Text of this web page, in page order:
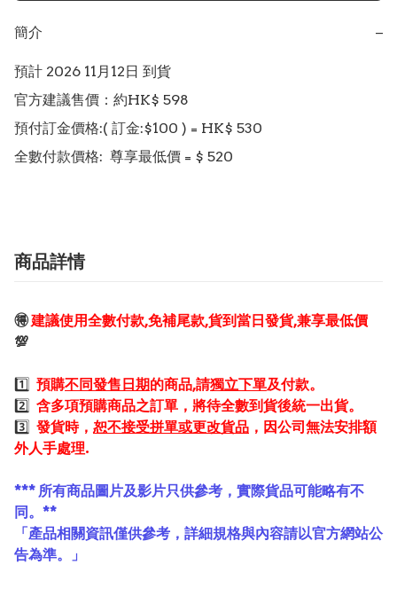
簡介 −
預計 2026 11月12日 到貨
官方建議售價：約HK$ 598
預付訂金價格:( 訂金:$100 ) = HK$ 530
商品詳情
🉐建議使用全數付款,免補尾款,貨到當日發貨,兼享最低價
💯
1️⃣ 預購不同發售日期的商品,請獨立下單及付款。
2️⃣ 含多項預購商品之訂單，將待全數到貨後統一出貨。
3️⃣ 發貨時， 恕不接受拼單或更改貨品 ，因公司無法安排額
外人手處理.
*** 所有商品圖片及影片只供參考，實際貨品可能略有不
同。**
「產品相關資訊僅供參考，詳細規格與內容請以官方網站公
告為準。」